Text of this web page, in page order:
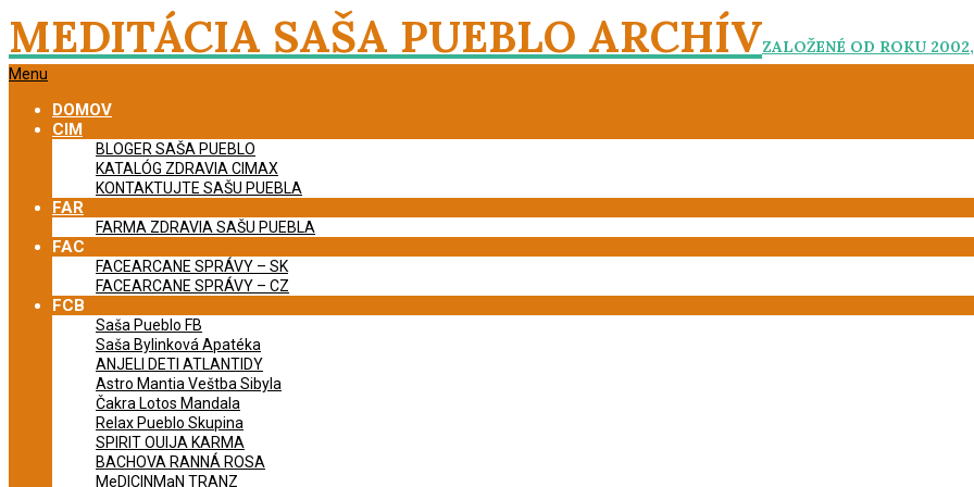
Skip
to
content
MEDITÁCIA SAŠA PUEBLO ARCHÍVZALOŽENÉ OD ROKU
Primary
Menu
Menu
DOMOV
CIM
BLOGER SAŠA PUEBLO
KATALÓG ZDRAVIA CIMAX
KONTAKTUJTE SAŠU PUEBLA
FAR
FARMA ZDRAVIA SAŠU PUEBLA
FAC
FACEARCANE SPRÁVY – SK
FACEARCANE SPRÁVY – CZ
FCB
Saša Pueblo FB
Saša Bylinková Apatéka
ANJELI DETI ATLANTIDY
Astro Mantia Veštba Sibyla
Čakra Lotos Mandala
Relax Pueblo Skupina
SPIRIT OUIJA KARMA
BACHOVA RANNÁ ROSA
MeDICINMaN TRANZ